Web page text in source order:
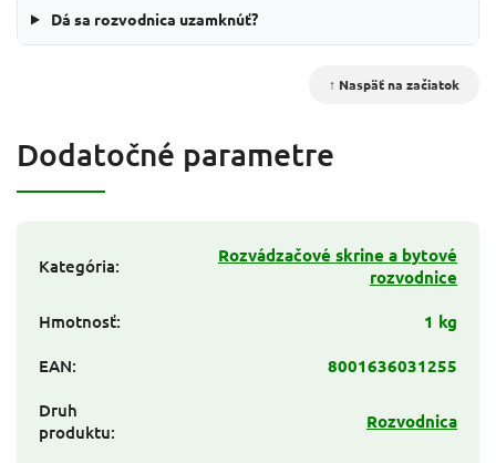
Dá sa rozvodnica uzamknúť?
↑ Naspäť na začiatok
Dodatočné parametre
Kategória:
Rozvádzačové skrine a bytové
rozvodnice
Hmotnosť:
1 kg
EAN:
8001636031255
Druh
produktu: Rozvodnica